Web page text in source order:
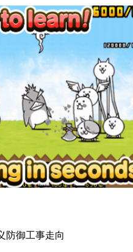
防御工事走向